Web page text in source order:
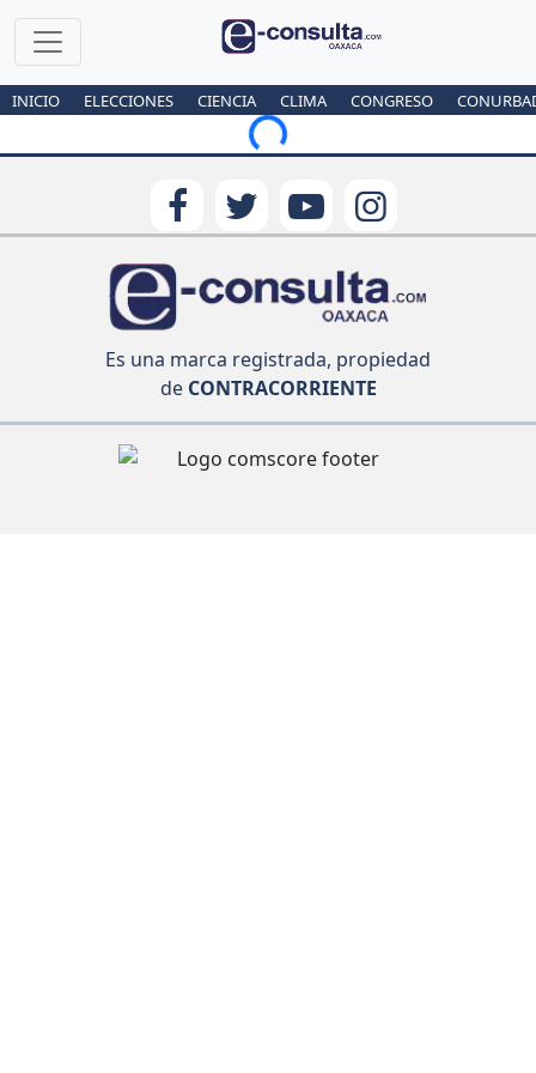
INICIO ELECCIONES CIENCIA CLIMA CONGRESO
Loading...
Es una marca registrada, propiedad
deCONTRACORRIENTE